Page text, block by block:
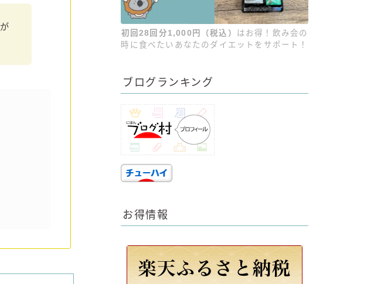
が
初回28回分1,000円（税込） はお得！飲み会の
時に食べたいあなたのダイエットをサポート！
ブログランキング
お得情報